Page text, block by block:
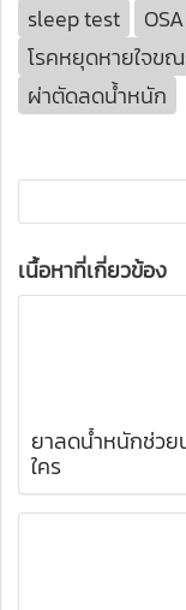
sleep test OSA
โรคหยุดหายใจข
ผ่าตัดลดน้ำหนัก
เนื้อหาที่เกี่ยวข้อง
ยาลดน้ำหนักช่วย
ใคร